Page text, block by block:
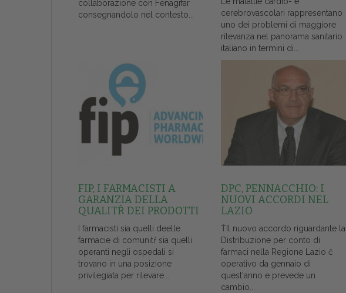
collaborazione con Fenagifar
consegnandolo nel contesto...
cerebrovascolari rappresentano
uno dei problemi di maggiore
rilevanza nel panorama sanitario
italiano in termini di...
FIP, I FARMACISTI A
GARANZIA DELLA
QUALITŔ DEI PRODOTTI
I farmacisti sia quelli deelle
farmacie di comunitŕ sia quelli
operanti negli ospedali si
trovano in una posizione
privilegiata per rilevare...
DPC, PENNACCHIO: I
NUOVI ACCORDI NEL
LAZIO
ŤIl nuovo accordo riguardante la
Distribuzione per conto di
farmaci nella Regione Lazio č
operativo da gennaio di
quest'anno e prevede un
cambio...